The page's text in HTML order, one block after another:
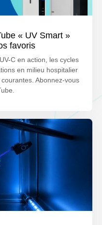
« UV Smart »
favoris
C en action, les cycles
en milieu hospitalier
Abonnez-vous